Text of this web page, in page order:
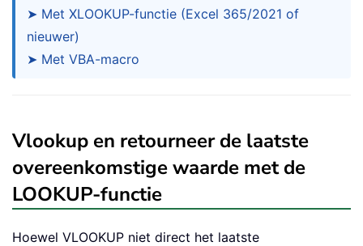
➤ Met XLOOKUP-functie (Excel 365/2021 of
nieuwer)
➤ Met VBA-macro
Vlookup en retourneer de laatste
overeenkomstige waarde met de
LOOKUP-functie
Hoewel VLOOKUP niet direct het laatste